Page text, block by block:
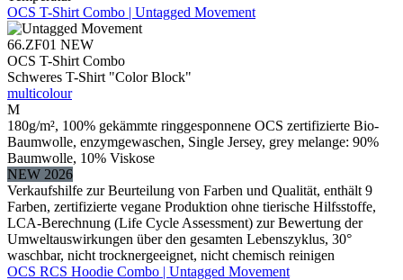
OCS T-Shirt Combo | Untagged Movement
66.ZF01 NEW
OCS T-Shirt Combo
Schweres T-Shirt "Color Block"
multicolour
M
180g/m², 100% gekämmte ringgesponnene OCS zertifizierte Bio-
Baumwolle, enzymgewaschen, Single Jersey, grey melange: 90%
Baumwolle, 10% Viskose
NEW 2026
Verkaufshilfe zur Beurteilung von Farben und Qualität, enthält 9
Farben, zertifizierte vegane Produktion ohne tierische Hilfsstoffe,
LCA-Berechnung (Life Cycle Assessment) zur Bewertung der
Umweltauswirkungen über den gesamten Lebenszyklus, 30°
waschbar, nicht trocknergeeignet, nicht chemisch reinigen
OCS RCS Hoodie Combo | Untagged Movement